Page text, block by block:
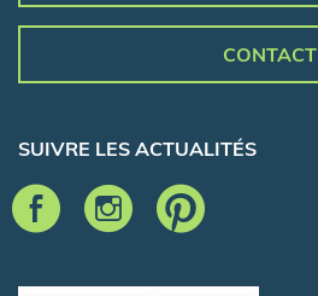
CONTACT
SUIVRE LES ACTUALITÉS